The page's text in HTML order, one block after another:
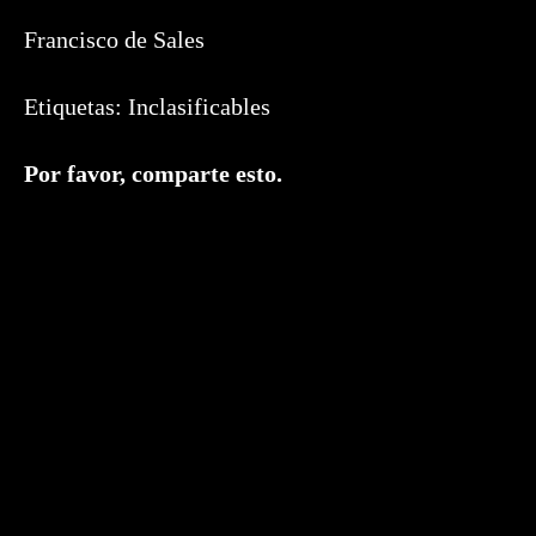
Francisco de Sales
Etiquetas: Inclasificables
Por favor, comparte esto.